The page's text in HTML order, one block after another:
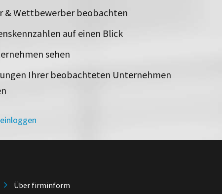
& Wettbewerber beobachten
auf einen Blick
sehen
Ihrer beobachteten Unternehmen
Über firminform